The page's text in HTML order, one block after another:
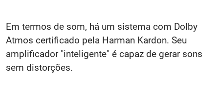
Em termos de som, há um sistema com Dolby
Atmos certificado pela Harman Kardon. Seu
amplificador "inteligente" é capaz de gerar sons
sem distorções.